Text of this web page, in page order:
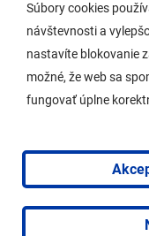
Súbory cookies
návštevnosti a
nastavíte blokovanie
možné, že web sa
fungovať úplne
O Lamači
Mobilná aplikácia
Kontakty
Vyhlásenie o